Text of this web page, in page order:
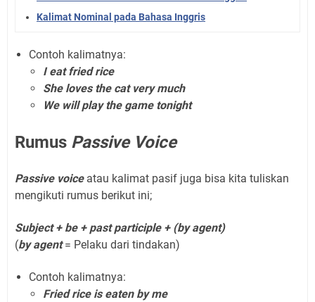
Kalimat Nominal pada Bahasa Inggris
Contoh kalimatnya:
I eat fried rice
She loves the cat very much
We will play the game tonight
Rumus Passive Voice
Passive voiceatau kalimat pasif juga bisa kita tuliskan
mengikuti rumus berikut ini;
Subject + be + past participle + (by agent)
(by agent= Pelaku dari tindakan)
Contoh kalimatnya:
Fried rice is eaten by me